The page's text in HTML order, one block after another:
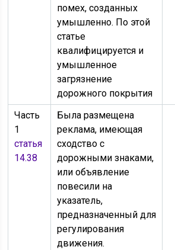
помех, созданных
умышленно. По этой
статье
квалифицируется и
умышленное
загрязнение
дорожного покрытия
Часть
1
статья
14.38
Была размещена
реклама, имеющая
сходство с
дорожными знаками,
или объявление
повесили на
указатель,
предназначенный для
регулирования
движения.